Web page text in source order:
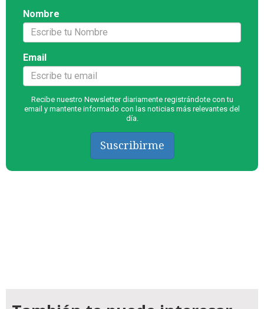
Nombre
Email
Recibe nuestro Newsletter diariamente registrándote con tu
email y mantente informado con las noticias más relevantes del
día.
Suscribirme